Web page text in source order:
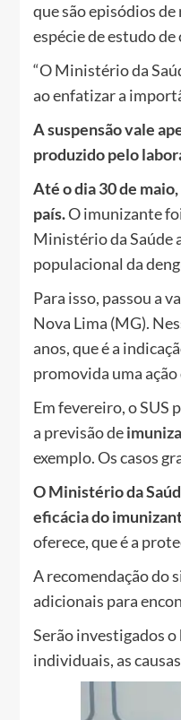
que são episódios de
espécie de estudo
“O Ministério da
ao enfatizar a
A suspensão vale
produzido pelo
Até o dia 30 de
país.O imunizante foi
Ministério da Saúde
populacional da
Para isso, passou a
Nova Lima (MG).
anos, que é a
promovida uma ação
Em fevereiro, o SUS
a previsão de
exemplo. Os casos
O Ministério da
eficácia do
oferece, que é a
A recomendação do
adicionais para
Serão investigados
individuais, as